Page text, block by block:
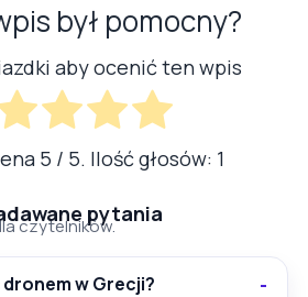
był pomocny?
aby ocenić ten wpis
5 / 5. Ilość głosów: 1
pytania
czytelników.
w Grecji?